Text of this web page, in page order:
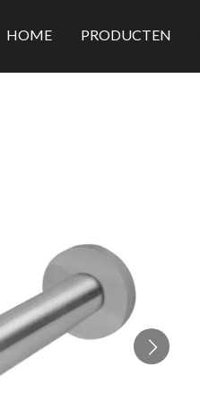
HOME PRODUCTEN